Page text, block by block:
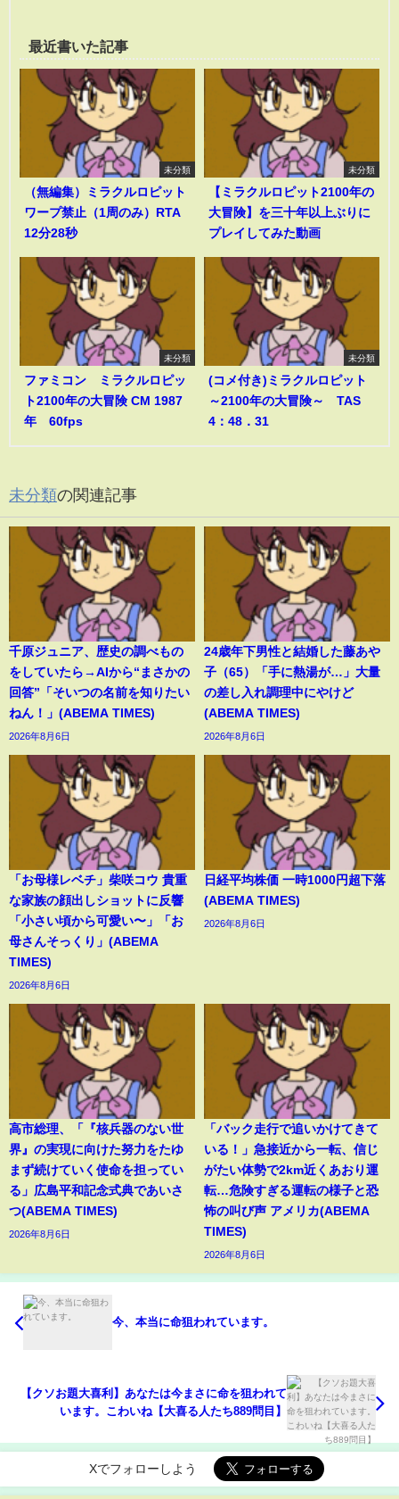
最近書いた記事
未分類
（無編集）ミラクルロピット
ワープ禁止（1周のみ）RTA
12分28秒
未分類
【ミラクルロピット2100年の
大冒険】を三十年以上ぶりに
プレイしてみた動画
未分類
ファミコン ミラクルロピッ
ト2100年の大冒険 CM 1987
年 60fps
未分類
(コメ付き)ミラクルロピット
～2100年の大冒険～ TAS
4：48．31
未分類の関連記事
千原ジュニア、歴史の調べもの
をしていたら→AIから“まさかの
回答”「そいつの名前を知りたい
ねん！」(ABEMA TIMES)
2026年8月6日
24歳年下男性と結婚した藤あや
子（65）「手に熱湯が…」大量
の差し入れ調理中にやけど
(ABEMA TIMES)
2026年8月6日
「お母様レベチ」柴咲コウ 貴重
な家族の顔出しショットに反響
「小さい頃から可愛い〜」「お
母さんそっくり」(ABEMA
TIMES)
2026年8月6日
日経平均株価 一時1000円超下落
(ABEMA TIMES)
2026年8月6日
高市総理、「『核兵器のない世
界』の実現に向けた努力をたゆ
まず続けていく使命を担ってい
る」広島平和記念式典であいさ
つ(ABEMA TIMES)
2026年8月6日
「バック走行で追いかけてきて
いる！」急接近から一転、信じ
がたい体勢で2km近くあおり運
転…危険すぎる運転の様子と恐
怖の叫び声 アメリカ(ABEMA
TIMES)
2026年8月6日
今、本当に命狙われています。
【クソお題大喜利】あなたは今まさに命を狙われて
います。こわいね【大喜る人たち889問目】
Xでフォローしよう